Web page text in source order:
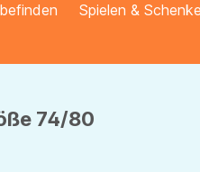
Spielen &
74/80